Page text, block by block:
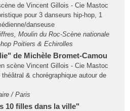
de Vincent Gillois - Cie Mastoc
pour 3 danseurs hip-hop, 1
danseuse
Moulin du Roc-Scène nationale
Poitiers & Echirolles
de Michèle Bromet-Camou
scène Vincent Gillois - Cie Mastoc
& chorégraphique autour de
/ Paris
10 filles dans la ville"